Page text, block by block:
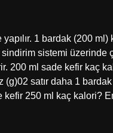
1 bardak (200 ml)
sistemi üzerinde
200 ml sade kefir kaç
satır daha 1
kefir 250 ml kaç kalori?